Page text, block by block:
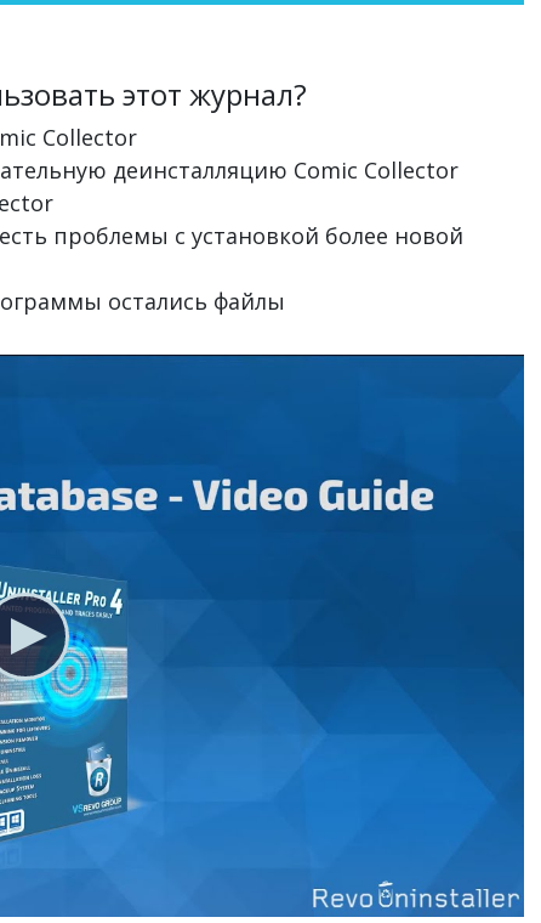
этот журнал?
Collector
деинсталляцию Comic Collector
проблемы с установкой более новой
остались файлы